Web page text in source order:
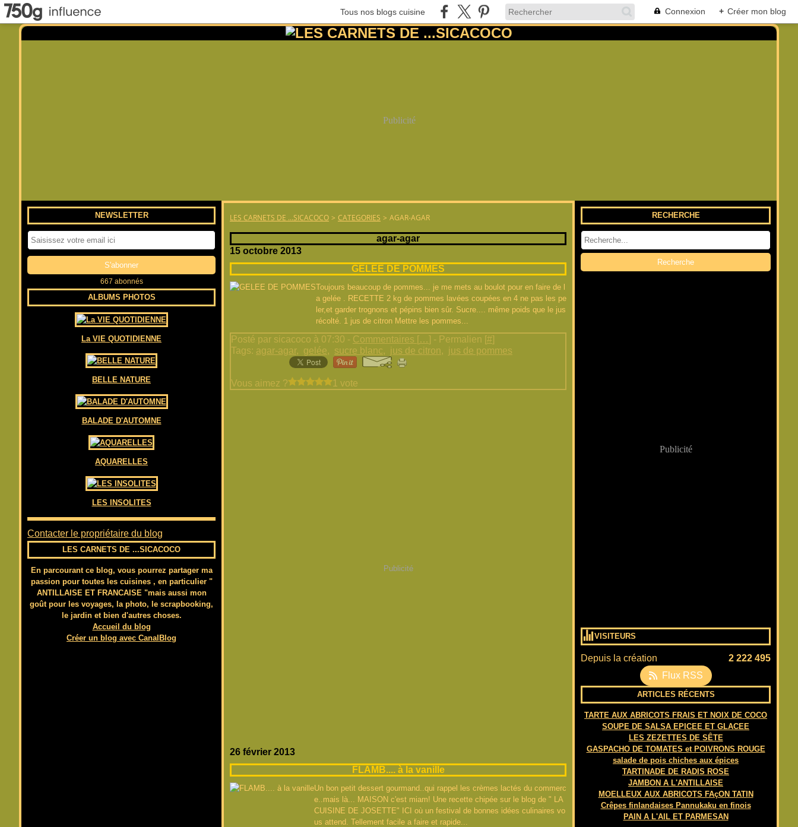
Tous nos blogs cuisine Connexion + Créer mon blog
Publicité
NEWSLETTER
667 abonnés
ALBUMS PHOTOS
La VIE QUOTIDIENNE
BELLE NATURE
BALADE D'AUTOMNE
AQUARELLES
LES INSOLITES
Contacter le propriétaire du blog
LES CARNETS DE ...SICACOCO
En parcourant ce blog, vous pourrez partager ma
passion pour toutes les cuisines , en particulier "
ANTILLAISE ET FRANCAISE "mais aussi mon
goût pour les voyages, la photo, le scrapbooking,
le jardin et bien d'autres choses.
Accueil du blog
Créer un blog avec CanalBlog
LES CARNETS DE ...SICACOCO > CATEGORIES > AGAR-AGAR
agar-agar
15 octobre 2013
GELEE DE POMMES
Toujours beaucoup de pommes... je me mets au boulot pour en faire de l
a gelée . RECETTE 2 kg de pommes lavées coupées en 4 ne pas les pe
ler,et garder trognons et pépins bien sûr. Sucre.... même poids que le jus
récolté. 1 jus de citron Mettre les pommes...
Posté par sicacoco à 07:30 - Commentaires […] - Permalien [#]
Tags: agar-agar, gelée, sucre blanc, jus de citron, jus de pommes
Vous aimez ? 1 vote
Publicité
26 février 2013
FLAMB.... à la vanille
Un bon petit dessert gourmand..qui rappel les crèmes lactés du commerc
e..mais là... MAISON c'est miam! Une recette chipée sur le blog de " LA
CUISINE DE JOSETTE" ICI où un festival de bonnes idées culinaires vo
us attend. Tellement facile a faire et rapide...
RECHERCHE
Publicité
VISITEURS
Depuis la création
2 222 495
Flux RSS
ARTICLES RÉCENTS
TARTE AUX ABRICOTS FRAIS ET NOIX DE COCO
SOUPE DE SALSA EPICEE ET GLACEE
LES ZEZETTES DE SÊTE
GASPACHO DE TOMATES et POIVRONS ROUGE
salade de pois chiches aux épices
TARTINADE DE RADIS ROSE
JAMBON A L'ANTILLAISE
MOELLEUX AUX ABRICOTS FAçON TATIN
Crêpes finlandaises Pannukaku en finois
PAIN A L'AIL ET PARMESAN